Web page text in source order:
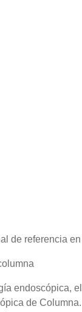
de referencia
endoscópica,
de Columna.